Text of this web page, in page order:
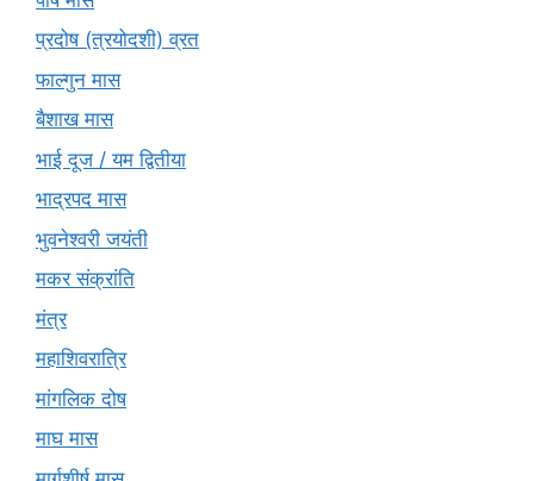
प्रदोष (त्रयोदशी) व्रत
फाल्गुन मास
बैशाख मास
भाई दूज / यम द्वितीया
भाद्रपद मास
भुवनेश्वरी जयंती
मकर संक्रांति
मंत्र
महाशिवरात्रि
मांगलिक दोष
माघ मास